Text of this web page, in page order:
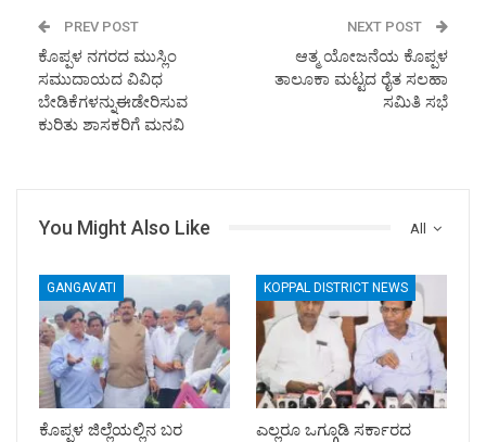
PREV POST
ಕೊಪ್ಪಳ ನಗರದ ಮುಸ್ಲಿಂ
ಸಮುದಾಯದ ವಿವಿಧ
ಬೇಡಿಕೆಗಳನ್ನುಈಡೇರಿಸುವ
ಕುರಿತು ಶಾಸಕರಿಗೆ ಮನವಿ
NEXT POST
ಆತ್ಮ ಯೋಜನೆಯ ಕೊಪ್ಪಳ
ತಾಲೂಕಾ ಮಟ್ಟದ ರೈತ ಸಲಹಾ
ಸಮಿತಿ ಸಭೆ
All
You Might Also Like
GANGAVATI
ಕೊಪ್ಪಳ ಜಿಲ್ಲೆಯಲ್ಲಿನ ಬರ
KOPPAL DISTRICT NEWS
ಎಲ್ಲರೂ ಒಗ್ಗೂಡಿ ಸರ್ಕಾರದ